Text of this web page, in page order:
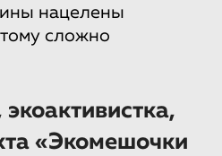
нацелены
сложно
«Экомешочки